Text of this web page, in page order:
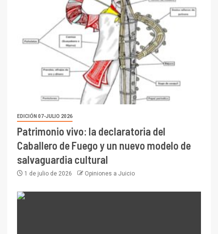
EDICIÓN 07-JULIO 2026
Patrimonio vivo: la declaratoria del
Caballero de Fuego y un nuevo modelo de
salvaguardia cultural
1 de julio de 2026 Opiniones a Juicio